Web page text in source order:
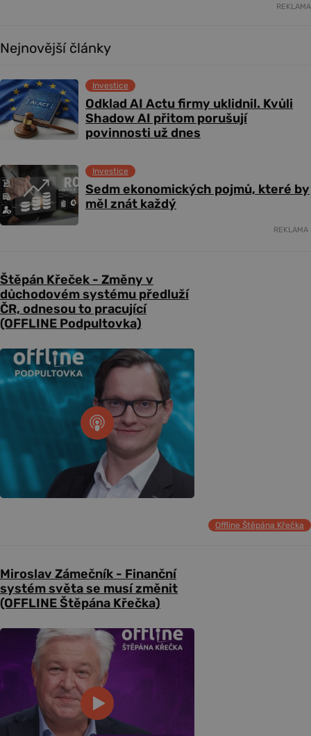
REKLAMA
Nejnovější články
Odklad AI Actu firmy uklidnil. Kvůli
Shadow AI přitom porušují
povinnosti už dnes
Investice
Sedm ekonomických pojmů, které by
měl znát každý
Investice
REKLAMA
Štěpán Křeček - Změny v
důchodovém systému předluží
ČR, odnesou to pracující
(OFFLINE Podpultovka)
Offline Štěpána Křečka
Miroslav Zámečník - Finanční
systém světa se musí změnit
(OFFLINE Štěpána Křečka)